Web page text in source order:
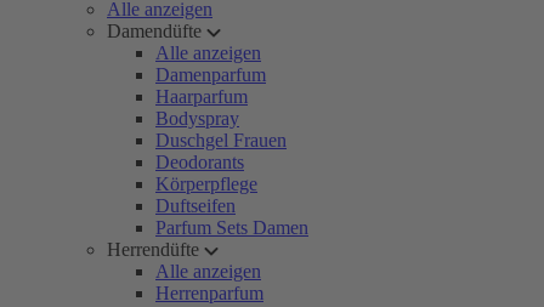
Alle anzeigen
Damendüfte
Alle anzeigen
Damenparfum
Haarparfum
Bodyspray
Duschgel Frauen
Deodorants
Körperpflege
Duftseifen
Parfum Sets Damen
Herrendüfte
Alle anzeigen
Herrenparfum